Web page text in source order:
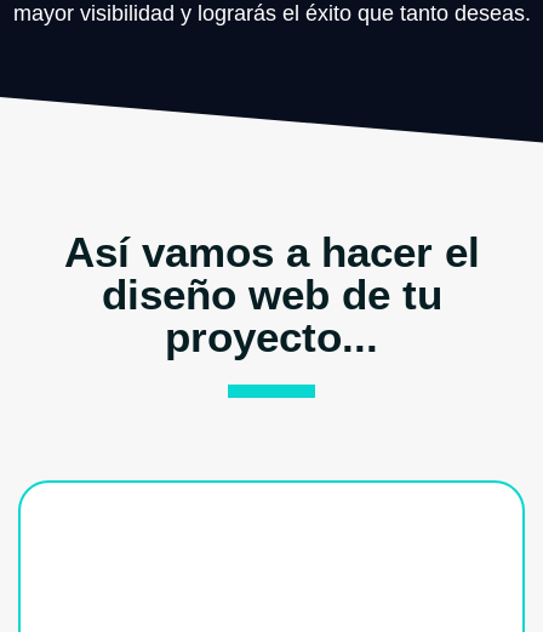
mayor visibilidad y lograrás el éxito que tanto deseas.
Así vamos a hacer el
diseño web de tu
proyecto...